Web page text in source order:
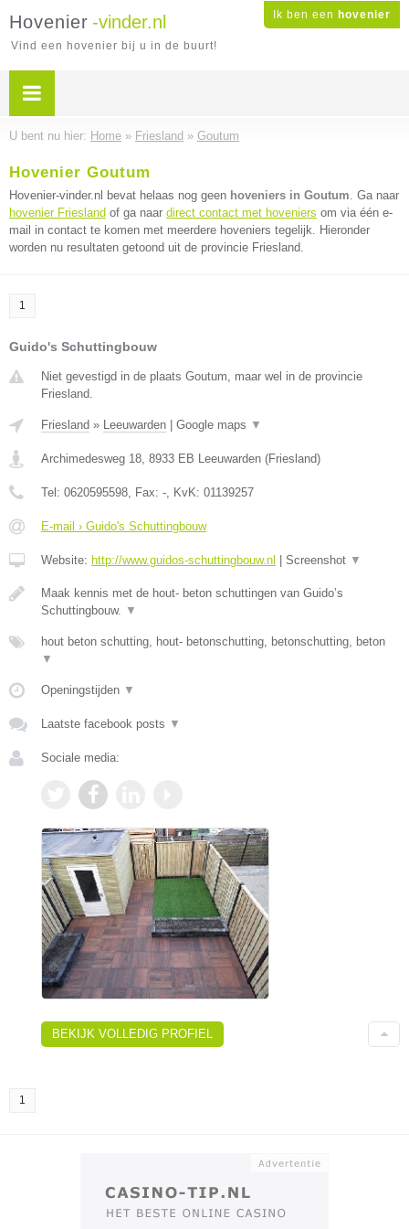
Ik ben een hovenier
Hovenier -vinder.nl
Vind een hovenier bij u in de buurt!
U bent nu hier: Home » Friesland » Goutum
Hovenier Goutum
Hovenier-vinder.nl bevat helaas nog geen hoveniers in Goutum. Ga naar
hovenier Friesland of ga naar direct contact met hoveniers om via één e-
mail in contact te komen met meerdere hoveniers tegelijk. Hieronder
worden nu resultaten getoond uit de provincie Friesland.
1
Guido's Schuttingbouw
Niet gevestigd in de plaats Goutum, maar wel in de provincie
Friesland.
Friesland » Leeuwarden Google maps ▼
Archimedesweg 18, 8933 EB Leeuwarden (Friesland)
Tel: 0620595598, Fax: -, KvK: 01139257
E-mail › Guido's Schuttingbouw
Website: http://www.guidos-schuttingbouw.nl Screenshot ▼
Maak kennis met de hout- beton schuttingen van Guido’s
Schuttingbouw. ▼
hout beton schutting, hout- betonschutting, betonschutting, beton
▼
Openingstijden ▼
Laatste facebook posts ▼
Sociale media:
BEKIJK VOLLEDIG PROFIEL
1